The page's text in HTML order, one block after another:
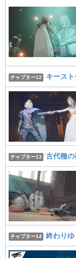
チャプター12 キース
チャプター13 古代種の
チャプター14 終わり